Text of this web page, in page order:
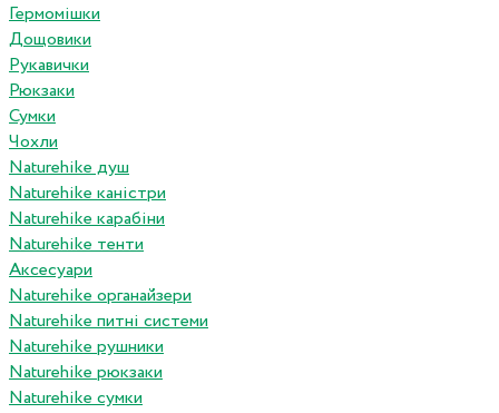
Гермомішки
Дощовики
Рукавички
Рюкзаки
Сумки
Чохли
Naturehike душ
Naturehike каністри
Naturehike карабіни
Naturehike тенти
Аксесуари
Naturehike органайзери
Naturehike питні системи
Naturehike рушники
Naturehike рюкзаки
Naturehike сумки